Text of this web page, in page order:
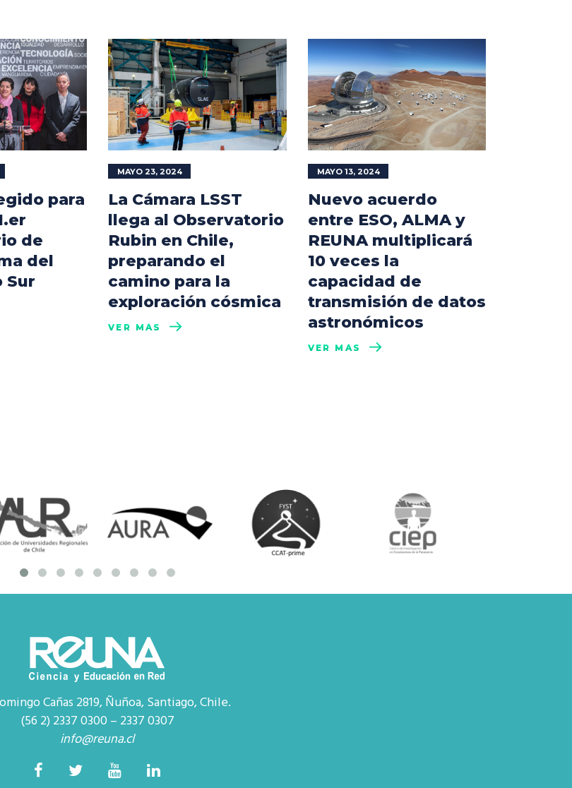
para
de
del
Sur
MAYO 23, 2024
La Cámara LSST
llega al Observatorio
Rubin en Chile,
preparando el
camino para la
exploración cósmica
VER MÁS
MAYO 13, 2024
Nuevo acuerdo
entre ESO, ALMA y
REUNA multiplicará
10 veces la
capacidad de
transmisión de datos
astronómicos
VER MÁS
Cañas 2819, Ñuñoa, Santiago, Chile.
(56 2) 2337 0300 – 2337 0307
info@reuna.cl